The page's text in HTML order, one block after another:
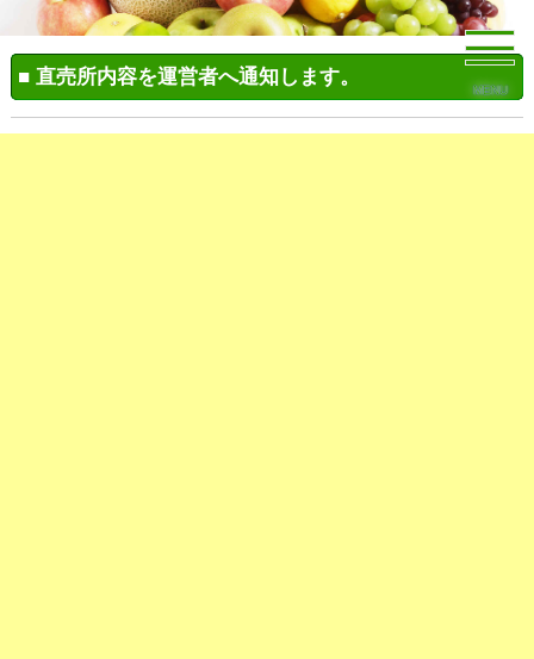
MENU
■ 直売所内容を運営者へ通知します。